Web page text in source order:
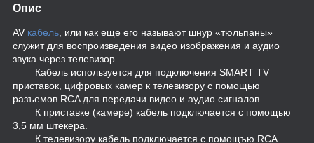
Опис
AV кабель , или как еще его называют шнур «тюльпаны»
служит для воспроизведения видео изображения и аудио
звука через телевизор.
Кабель используется для подключения SMART TV
приставок, цифровых камер к телевизору с помощью
разъемов RCA для передачи видео и аудио сигналов.
К приставке (камере) кабель подключается с помощью
3,5 мм штекера.
К телевизору кабель подключается с помощъю RCA